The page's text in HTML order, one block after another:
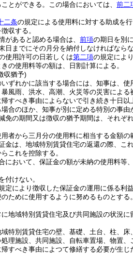
とができる。
この場合においては、 前二
二条の規定による使用料に対する助成を
収する。
があると認める場合は、 前項の期日を別
日までにその月分を納付しなければならな
使用許可の日若しくは第二項の規定によ
の使用料等の額は、日割計算による。
収猶予)
いずれかに該当する場合には、知事は、使
風雨、洪水、高潮、火災等の災害による
すべき事由によらないで引き続き十日
合のほか、知事が別に定める特別の事由
免の期間又は徴収の猶予期間は、それぞ
者から三月分の使用料に相当する金額
金は、地域特別賃貸住宅の返還の際、これ
これを控除する。
において、保証金の額が未納の使用料等
付けない。
定により徴収した保証金の運用に係る利
ために使用するように努めるものとする。
地域特別賃貸住宅及び共同施設の状況
特別賃貸住宅の壁、基礎、土台、柱、
理施設、共同施設、自転車置場、物置
すべき事由によつて修繕する必要が生じ